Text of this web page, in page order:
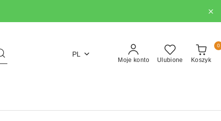
PL
Moje konto Ulubione Koszyk
0